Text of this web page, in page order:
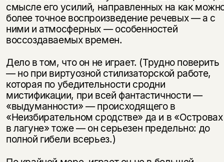
смысле его усилий, направленных на как
более точное воспроизведение речевых — а с
ними и атмосферных — особенностей
воссоздаваемых времен.
Дело в том, что он не играет. (Трудно поверить
— но при виртуозной стилизаторской работе,
которая по убедительности сродни
мистификации, при всей фантастичности —
«выдуманности» — происходящего в
«Неизбирательном сродстве» да и в «Островах
в лагуне» тоже — он серьезен предельно: до
полной гибели всерьез.)